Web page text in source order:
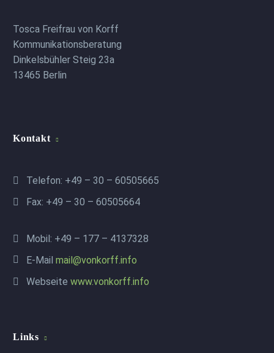
Tosca Freifrau von Korff
Kommunikationsberatung
Dinkelsbühler Steig 23a
13465 Berlin
Kontakt
Telefon: +49 – 30 – 60505665
Fax: +49 – 30 – 60505664
Mobil: +49 – 177 – 4137328
E-Mail mail@vonkorff.info
Webseite www.vonkorff.info
Links